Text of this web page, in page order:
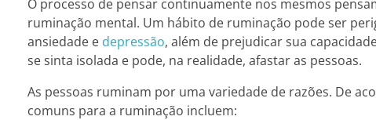
O processo de pensar continuamente nos mesmos
ruminação mental. Um hábito de ruminação pode ser
ansiedade e depressão, além de prejudicar sua
se sinta isolada e pode, na realidade, afastar as pessoas.
As pessoas ruminam por uma variedade de razões. De
comuns para a ruminação incluem: